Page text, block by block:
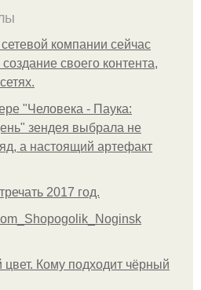
компании сейчас
своего контента,
"Человека - Паука:
зендея выбрала не
а настоящий артефакт
2017 год.
Кому подходит чёрный